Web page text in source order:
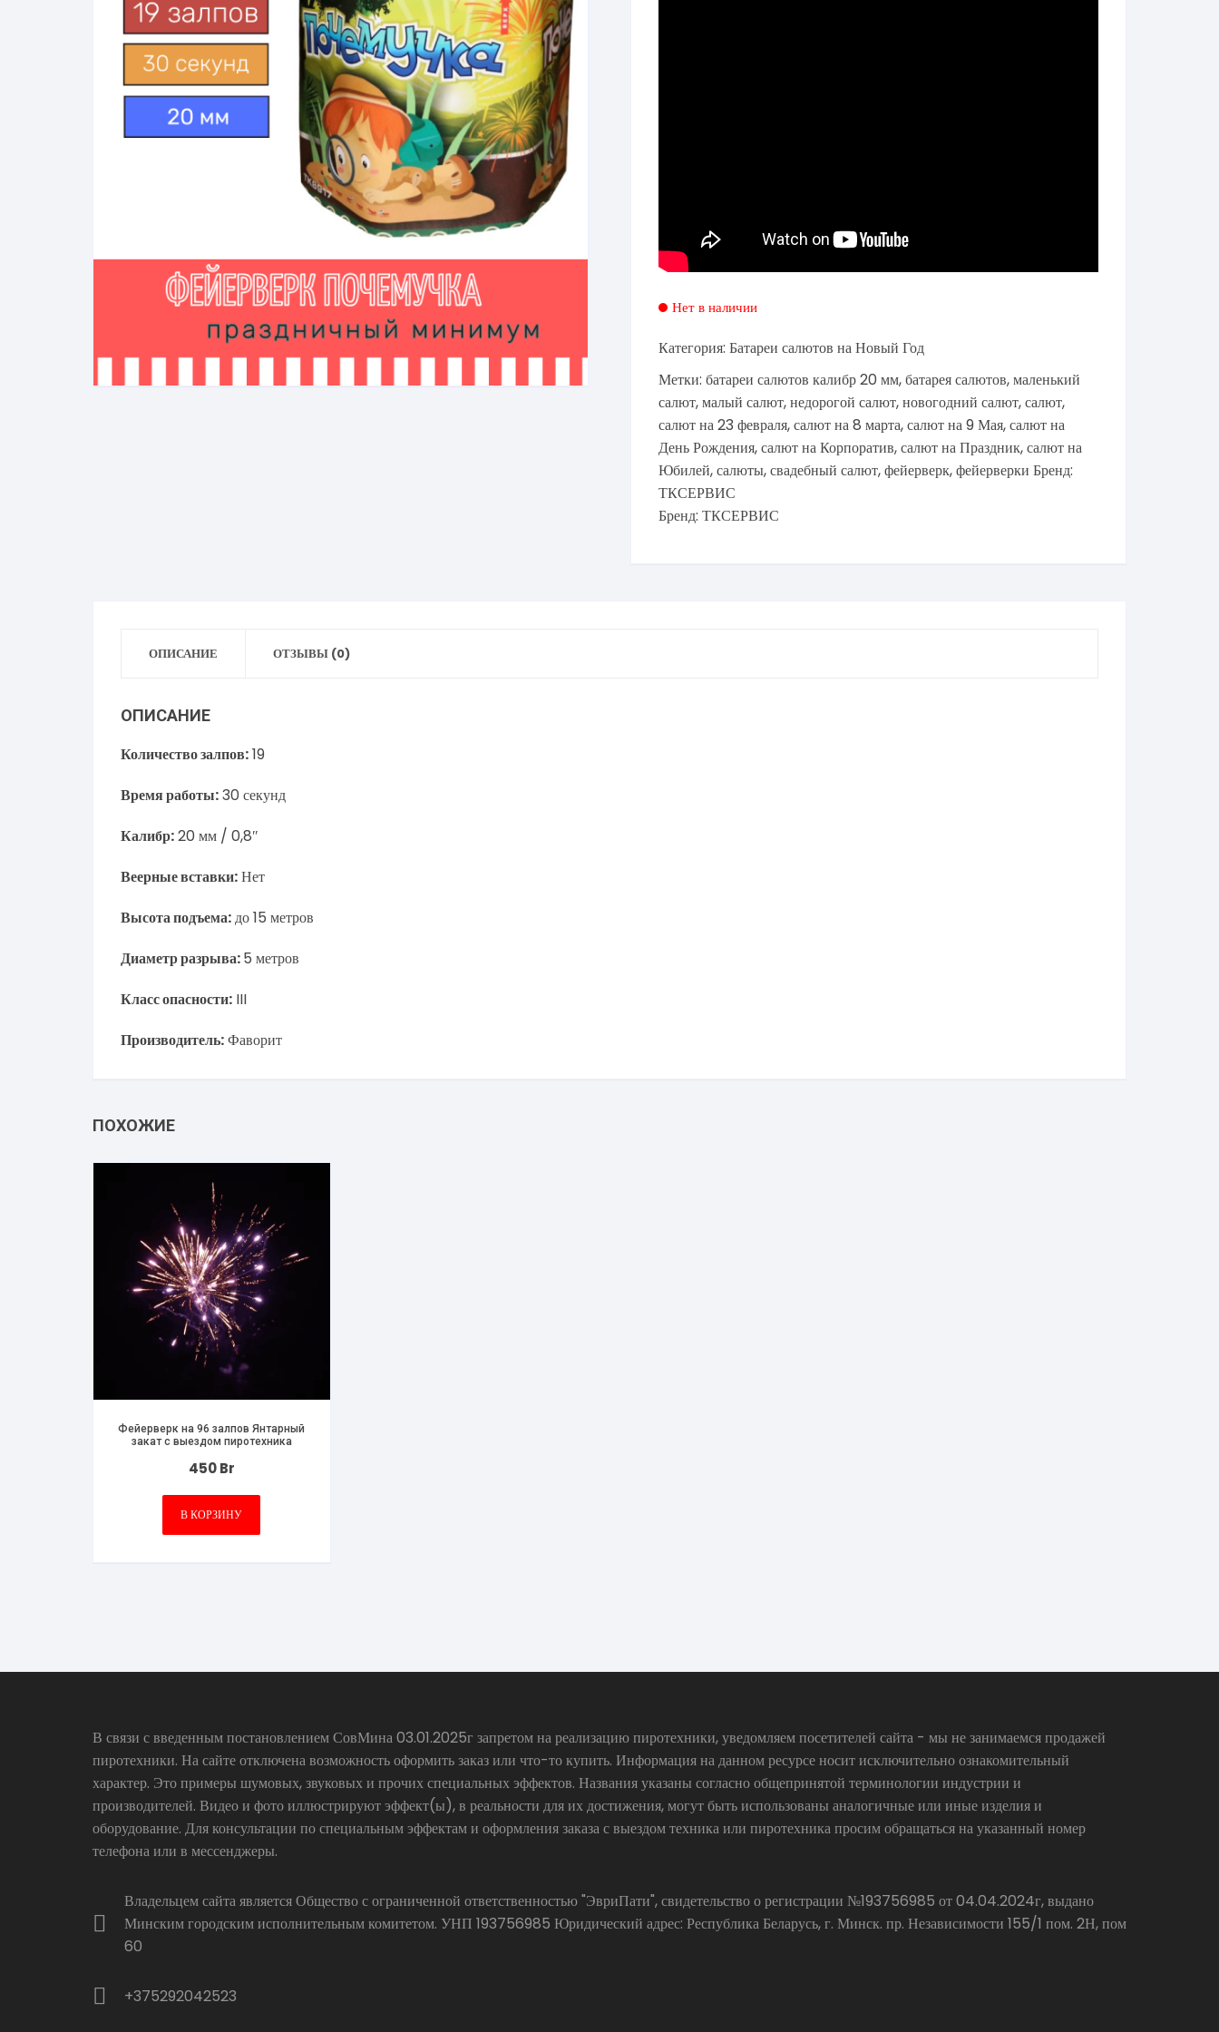
Нет в наличии
Категория: Батареи салютов на Новый Год
Метки: батареи салютов калибр 20 мм,батарея салютов,маленький
салют,малый салют,недорогой салют,новогодний салют,салют,
салют на 23 февраля,салют на 8 марта,салют на 9 Мая,салют на
День Рождения,салют на Корпоратив,салют на Праздник,салют на
Юбилей,салюты,свадебный салют,фейерверк,фейерверки Бренд:
ТКСЕРВИС
Бренд: ТКСЕРВИС
ОПИСАНИЕ ОТЗЫВЫ (0)
ОПИСАНИЕ
Количество залпов:19
Время работы:30 секунд
Калибр:20 мм / 0,8″
Веерные вставки:Нет
Высота подъема:до 15 метров
Диаметр разрыва:5 метров
Класс опасности: III
Производитель:Фаворит
ПОХОЖИЕ
Фейерверк на 96 залпов Янтарный
закат с выездом пиротехника
450Br
В КОРЗИНУ
В связи с введенным постановлением СовМина 03.01.2025г запретом на реализацию пиротехники, уведомляем посетителей сайта - мы не занимаемся продажей
пиротехники. На сайте отключена возможность оформить заказ или что-то купить. Информация на данном ресурсе носит исключительно ознакомительный
характер. Это примеры шумовых, звуковых и прочих специальных эффектов. Названия указаны согласно общепринятой терминологии индустрии и
производителей. Видео и фото иллюстрируют эффект(ы), в реальности для их достижения, могут быть использованы аналогичные или иные изделия и
оборудование. Для консультации по специальным эффектам и оформления заказа с выездом техника или пиротехника просим обращаться на указанный номер
телефона или в мессенджеры.
Владельцем сайта является Общество с ограниченной ответственностью "ЭвриПати", свидетельство о регистрации №193756985 от 04.04.2024г, выдано
Минским городским исполнительным комитетом. УНП 193756985 Юридический адрес: Республика Беларусь, г. Минск. пр. Независимости 155/1 пом. 2Н, пом
60
+375292042523